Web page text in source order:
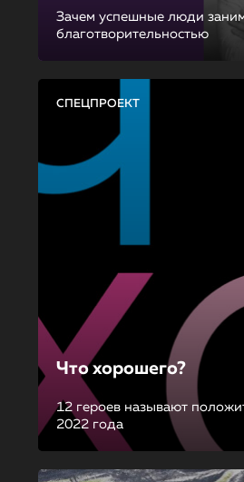
Зачем успешные люди
благотворительностью
СПЕЦПРОЕКТ
Что хорошего?
12 героев называют
2022 года